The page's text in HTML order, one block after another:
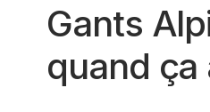
Gants
quand ça